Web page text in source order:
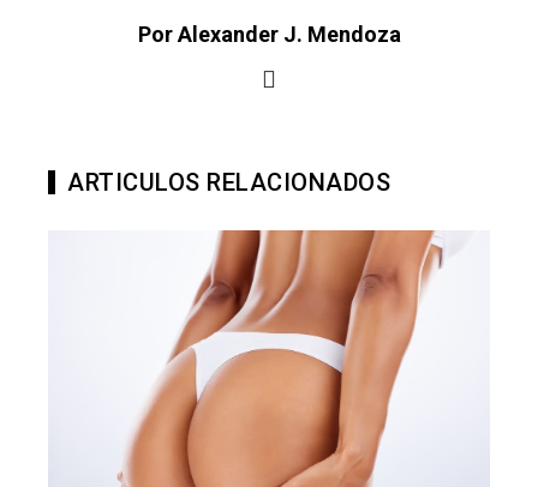
Por Alexander J. Mendoza
ARTICULOS RELACIONADOS